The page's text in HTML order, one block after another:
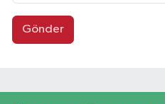
Gönder